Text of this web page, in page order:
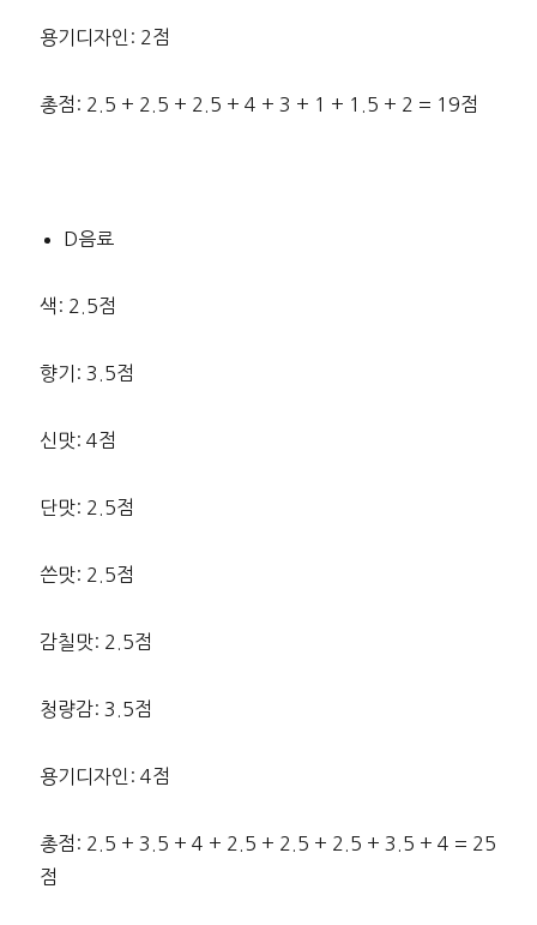
용기디자인: 2점
총점: 2.5 + 2.5 + 2.5 + 4 + 3 + 1 + 1.5 + 2 = 19점
D음료
색: 2.5점
향기: 3.5점
신맛: 4점
단맛: 2.5점
쓴맛: 2.5점
감칠맛: 2.5점
청량감: 3.5점
용기디자인: 4점
총점: 2.5 + 3.5 + 4 + 2.5 + 2.5 + 2.5 + 3.5 + 4 = 25
점